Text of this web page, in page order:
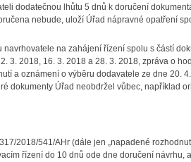
dodatečnou lhůtu 5 dnů k doručení
nebude, uloží Úřad nápravné opatření
na zahájení řízení spolu s částí
3. 2018, 16. 3. 2018 a 28. 3. 2018, zpráva o
a oznámení o výběru dodavatele ze dne 20.
dokumenty Úřad neobdržel vůbec, například
541/AHr (dále jen „napadené
řízení do 10 dnů ode dne doručení návrhu,